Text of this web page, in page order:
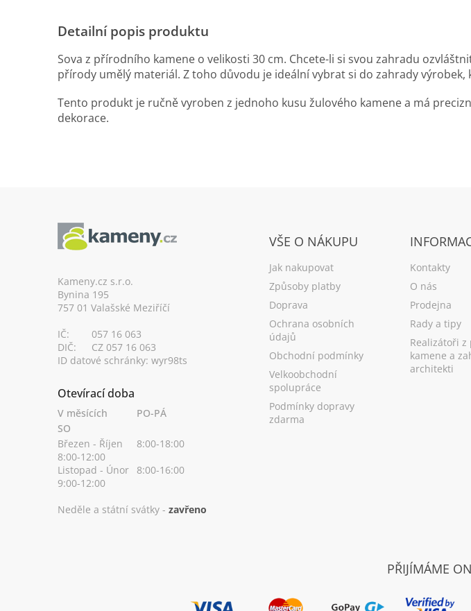
Detailní popis produktu
Sova z přírodního kamene o velikosti 30 cm. Chcete-li si svou zahradu
přírody umělý materiál. Z toho důvodu je ideální vybrat si do zahrady
Tento produkt je ručně vyroben z jednoho kusu žulového kamene a má
dekorace.
Kameny.cz s.r.o.
Bynina 195
757 01 Valašské Meziříčí
IČ:
057 16 063
DIČ:
CZ 057 16 063
ID datové schránky: wyr98ts
Otevírací doba
V měsících
PO-PÁ
SO
Březen - Říjen
8:00-18:00
8:00-12:00
Listopad - Únor 8:00-16:00
9:00-12:00
Neděle a státní svátky - zavřeno
VŠE O NÁKUPU
Jak nakupovat
Způsoby platby
Doprava
Ochrana osobních
údajů
Obchodní podmínky
Velkoobchodní
spolupráce
Podmínky dopravy
zdarma
Kontakty
O nás
Prodejna
Rady a tipy
Realizátoři
kamene a
architekti
PŘIJÍMÁME